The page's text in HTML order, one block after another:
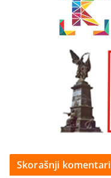
Skorašnji komentari